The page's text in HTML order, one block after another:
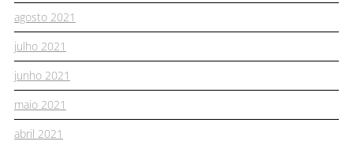
agosto 2021
julho 2021
junho 2021
maio 2021
abril 2021